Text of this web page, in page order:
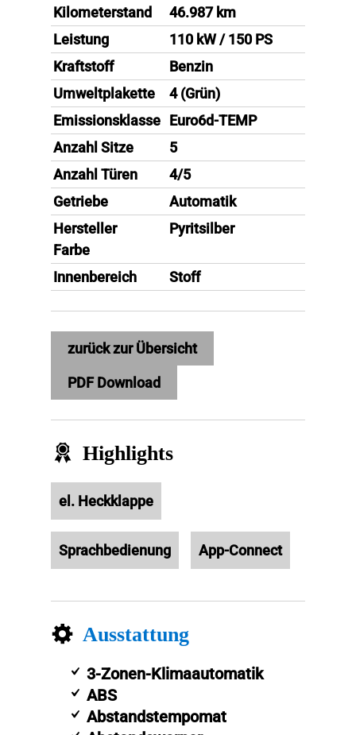
Kilometerstand
46.987 km
Leistung
110 kW / 150 PS
Kraftstoff
Benzin
Umweltplakette
4 (Grün)
Emissionsklasse Euro6d-TEMP
Anzahl Sitze
5
Anzahl Türen
4/5
Getriebe
Automatik
Hersteller
Farbe
Pyritsilber
Innenbereich Stoff
zurück zur Übersicht
PDF Download
Highlights
el. Heckklappe
Sprachbedienung App-Connect
Ausstattung
3-Zonen-Klimaautomatik
ABS
Abstandstempomat